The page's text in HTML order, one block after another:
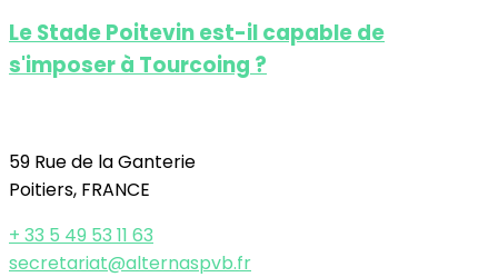
Le Stade Poitevin est-il capable de
s'imposer à Tourcoing ?
59 Rue de la Ganterie
Poitiers, FRANCE
+ 33 5 49 53 11 63
secretariat@alternaspvb.fr